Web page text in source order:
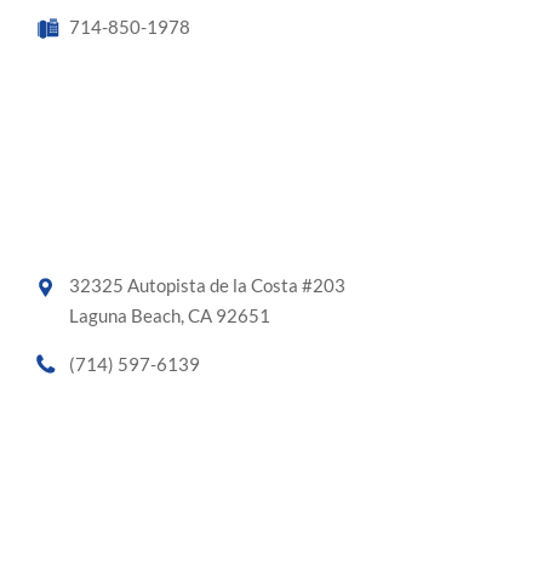
714-850-1978
32325 Autopista de la Costa #203
Laguna Beach, CA 92651
(714) 597-6139